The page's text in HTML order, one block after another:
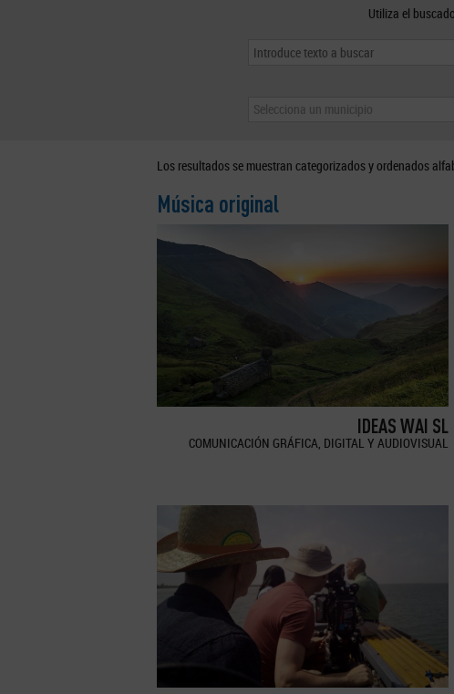
Utiliza el
Selecciona un municipio
Los resultados se muestran categorizados y ordenados
Música original
IDEAS WAI SL
COMUNICACIÓN GRÁFICA, DIGITAL Y AUDIOVISUAL